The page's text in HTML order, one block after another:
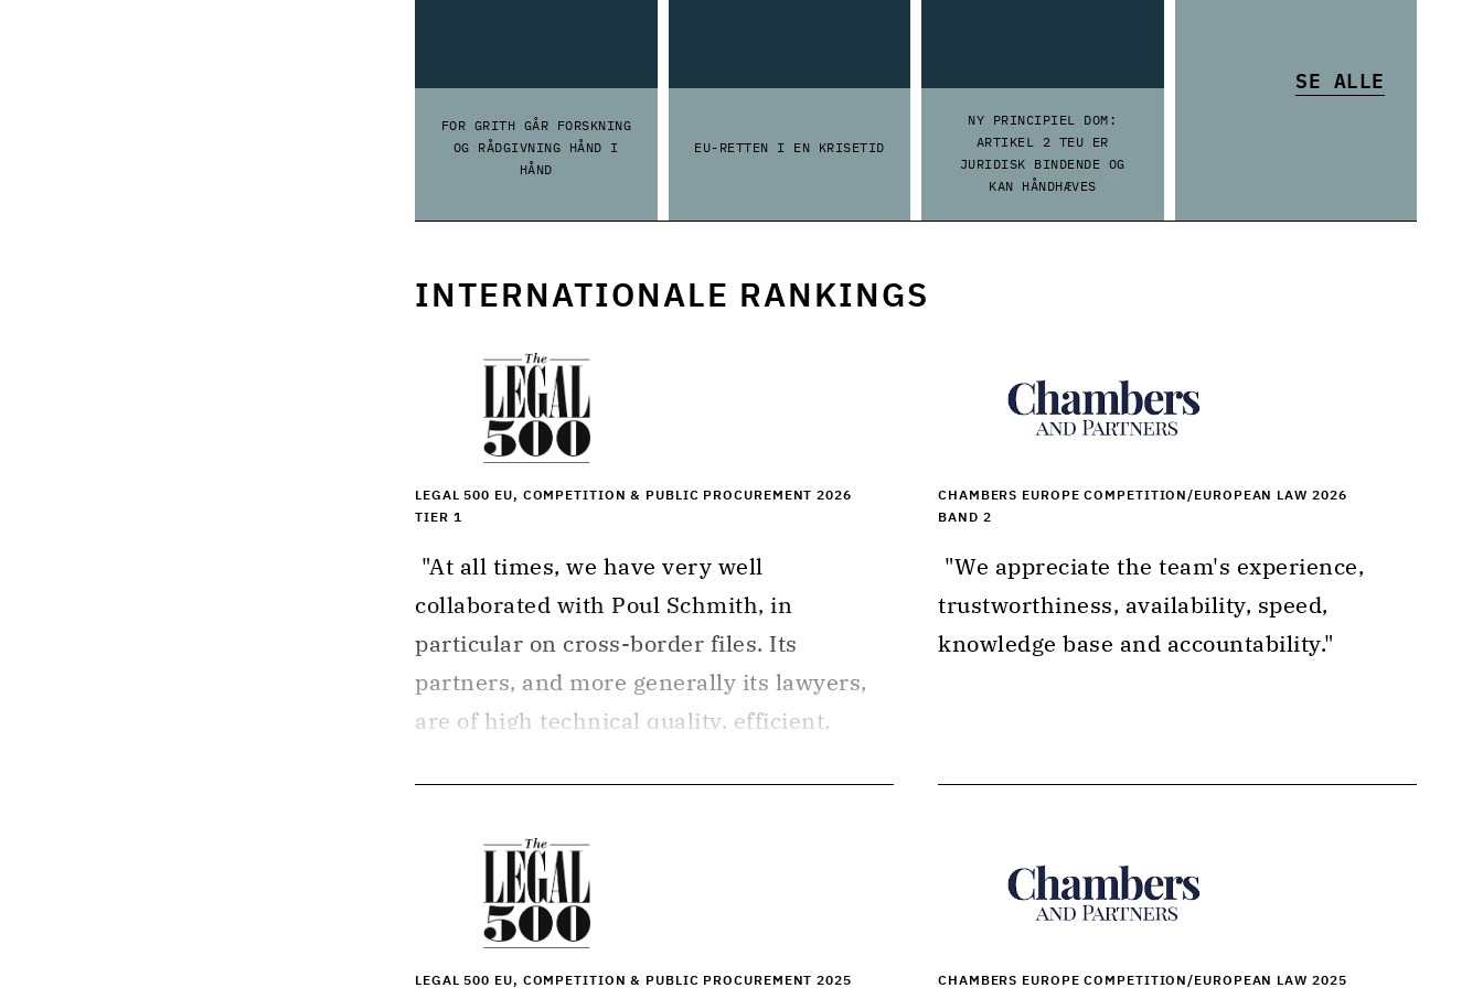
FOR GRITH GÅR FORSKNING
OG RÅDGIVNING HÅND I
HÅND
EU-RETTEN I EN KRISETID
NY PRINCIPIEL DOM:
ARTIKEL 2 TEU ER
JURIDISK BINDENDE OG
KAN HÅNDHÆVES
INTERNATIONALE RANKINGS
LEGAL 500 EU, COMPETITION & PUBLIC PROCUREMENT 2026
TIER 1
collaborated with Poul Schmith, in
particular on cross-border files. Its
partners, and more generally its lawyers,
are of high technical quality, efficient,
collaboration from a human perspective."
CHAMBERS EUROPE COMPETITION/EUROPEAN LAW 2026
BAND 2
trustworthiness, availability, speed,
knowledge base and accountability."
LEGAL 500 EU, COMPETITION & PUBLIC PROCUREMENT 2025 CHAMBERS EUROPE COMPETITION/EUROPEAN LAW 2025